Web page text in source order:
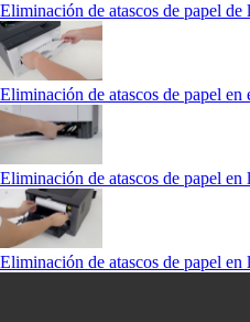
Eliminación de atascos de papel de
Eliminación de atascos de papel
Eliminación de atascos de papel
Eliminación de atascos de papel en